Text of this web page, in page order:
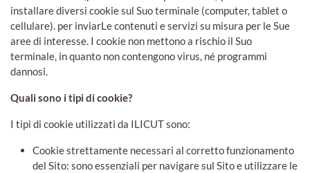
installare diversi cookie sul Suo terminale (computer, tablet o
cellulare). per inviarLe contenuti e servizi su misura per le Sue
aree di interesse. I cookie non mettono a rischio il Suo
terminale, in quanto non contengono virus, né programmi
dannosi.
Quali sono i tipi di cookie?
I tipi di cookie utilizzati da ILICUT sono:
Cookie strettamente necessari al corretto funzionamento
del Sito: sono essenziali per navigare sul Sito e utilizzare le